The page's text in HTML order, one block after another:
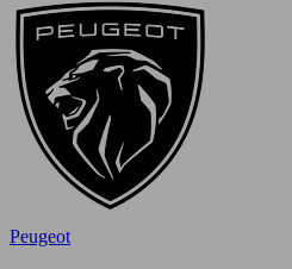
Peugeot